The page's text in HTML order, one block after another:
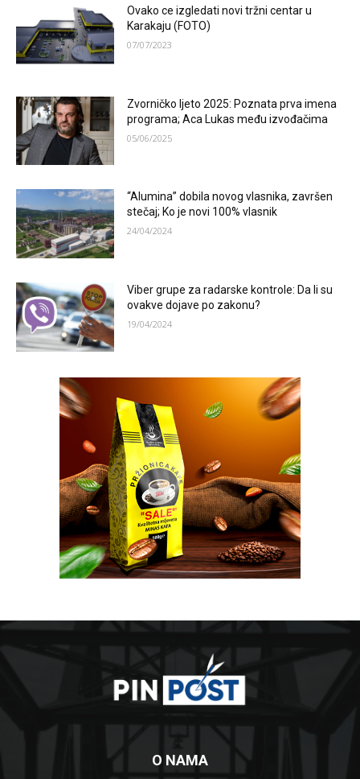
Ovako ce izgledati novi tržni centar u
Karakaju (FOTO)
07/07/2023
Zvorničko ljeto 2025: Poznata prva imena
programa; Aca Lukas među izvođačima
05/06/2025
“Alumina” dobila novog vlasnika, završen
stečaj; Ko je novi 100% vlasnik
24/04/2024
Viber grupe za radarske kontrole: Da li su
ovakve dojave po zakonu?
19/04/2024
O NAMA